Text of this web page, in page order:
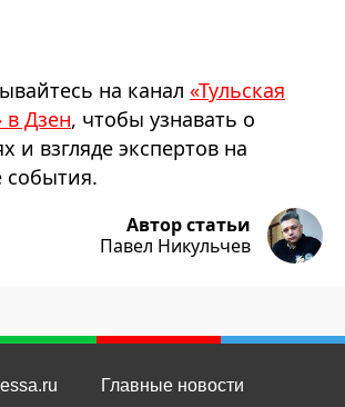
на канал «Тульская
в Дзен, чтобы узнавать о
и взгляде экспертов на
Автор статьи
Павел Никульчев
Главные новости